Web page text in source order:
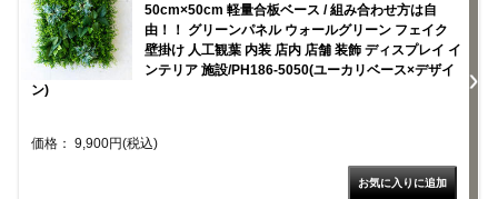
50cm×50cm 軽量合板ベース / 組み合わせ方は自
由！！ グリーンパネル ウォールグリーン フェイク
壁掛け 人工観葉 内装 店内 店舗 装飾 ディスプレイ イ
ンテリア 施設/PH186-5050(ユーカリベース×デザイ
ン)
価格： 9,900円(税込)